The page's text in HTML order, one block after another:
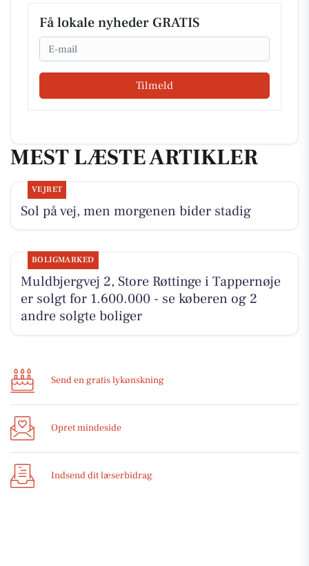
Få lokale nyheder GRATIS
Email
Tilmeld
MEST LÆSTE ARTIKLER
VEJRET
Sol på vej, men morgenen bider stadig
BOLIGMARKED
Muldbjergvej 2, Store Røttinge i Tappernøje
er solgt for 1.600.000 - se køberen og 2
andre solgte boliger
Send en gratis lykønskning
Opret mindeside
Indsend dit læserbidrag